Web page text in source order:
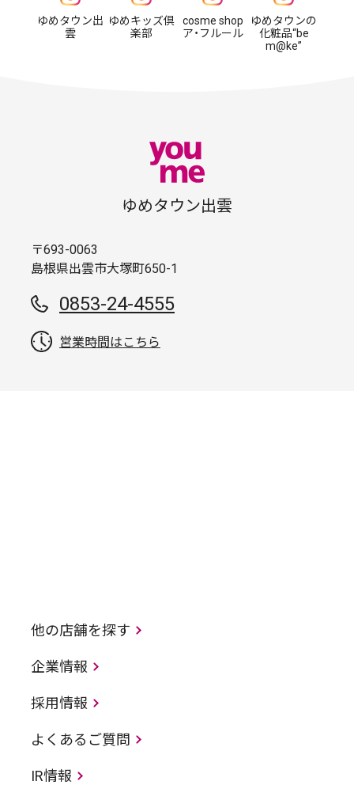
ゆめタウン出
雲
ゆめキッズ倶
楽部
cosme shop
ア・フルール
ゆめタウンの
化粧品“be
m@ke”
ゆめタウン出雲
〒693-0063
島根県出雲市大塚町650-1
0853-24-4555
営業時間はこちら
他の店舗を探す
企業情報
採用情報
よくあるご質問
IR情報